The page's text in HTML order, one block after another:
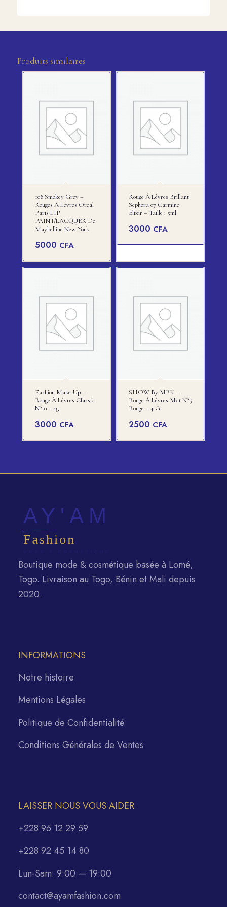
Produits similaires
108 Smokey Grey –
Rouges À Lèvres Oreal
Paris LIP
PAINT/LACQUER De
Maybelline New-York
5000 CFA
Rouge À Lèvres Brillant
Sephora 07 Carmine
Elixir – Taille : 5ml
3000 CFA
Fashion Make-Up –
Rouge À Lèvres Classic
N°10 – 4g
3000 CFA
SHOW By MBK –
Rouge À Lèvres Mat N°5
Rouge – 4 G
2500 CFA
Boutique mode & cosmétique basée à Lomé,
Togo. Livraison au Togo, Bénin et Mali depuis
2020.
INFORMATIONS
Notre histoire
Mentions Légales
Politique de Confidentialité
Conditions Générales de Ventes
LAISSER NOUS VOUS AIDER
+228 96 12 29 59
+228 92 45 14 80
Lun-Sam: 9:00 — 19:00
contact@ayamfashion.com